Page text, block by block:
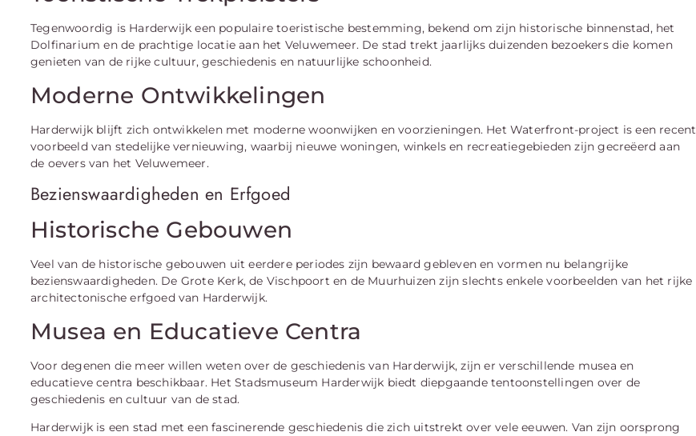
Tegenwoordig is Harderwijk een populaire toeristische bestemming, bekend om zijn historische binnenstad, het
Dolfinarium en de prachtige locatie aan het Veluwemeer. De stad trekt jaarlijks duizenden bezoekers die komen
genieten van de rijke cultuur, geschiedenis en natuurlijke schoonheid.
Moderne Ontwikkelingen
Harderwijk blijft zich ontwikkelen met moderne woonwijken en voorzieningen. Het Waterfront-project is een recent
voorbeeld van stedelijke vernieuwing, waarbij nieuwe woningen, winkels en recreatiegebieden zijn gecreëerd aan
de oevers van het Veluwemeer.
Bezienswaardigheden en Erfgoed
Historische Gebouwen
Veel van de historische gebouwen uit eerdere periodes zijn bewaard gebleven en vormen nu belangrijke
bezienswaardigheden. De Grote Kerk, de Vischpoort en de Muurhuizen zijn slechts enkele voorbeelden van het rijke
architectonische erfgoed van Harderwijk.
Musea en Educatieve Centra
Voor degenen die meer willen weten over de geschiedenis van Harderwijk, zijn er verschillende musea en
educatieve centra beschikbaar. Het Stadsmuseum Harderwijk biedt diepgaande tentoonstellingen over de
geschiedenis en cultuur van de stad.
Harderwijk is een stad met een fascinerende geschiedenis die zich uitstrekt over vele eeuwen. Van zijn oorsprong